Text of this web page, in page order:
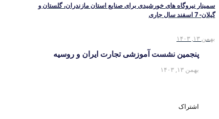
سمینار نیروگاه های خورشیدی برای صنایع استان مازندران، گلستان و
گیلان- 7 اسفند سال جاری
بهمن ۱۳, ۱۴۰۳
پنجمین نشست آموزشی تجارت ایران و روسیه
بهمن ۱۳, ۱۴۰۳
اشتراک